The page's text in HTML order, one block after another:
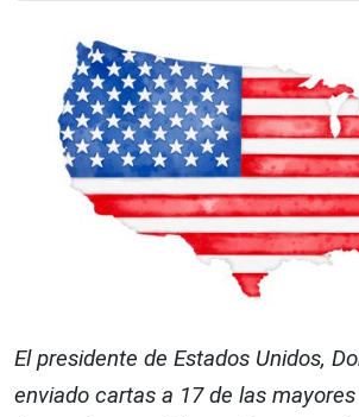
El presidente de Estados Unidos,
enviado cartas a 17 de las